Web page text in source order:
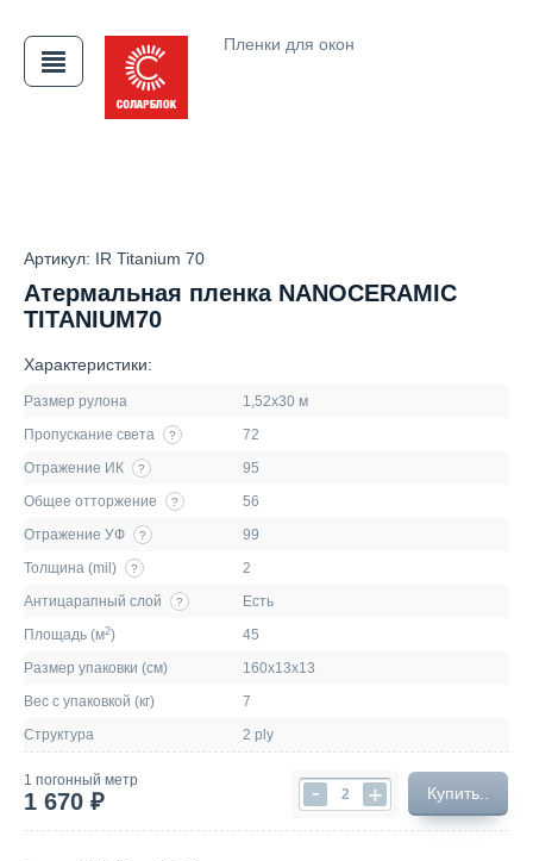
Пленки для окон
Артикул: IR Titanium 70
Атермальная пленка NANOCERAMIC
TITANIUM70
Характеристики:
Размер рулона
1,52х30 м
Пропускание света
?
72
Отражение ИК
?
95
Общее отторжение
?
56
Отражение УФ
?
99
Толщина (mil)
?
2
Антицарапный слой
?
Есть
Площадь (м2)
45
Размер упаковки (см)
160х13х13
Вес с упаковкой (кг)
7
Структура
2 ply
1 погонный метр
1 670 ₽ - + Купить..